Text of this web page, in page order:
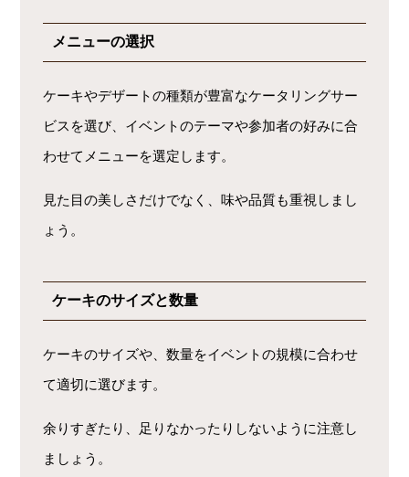
メニューの選択
ケーキやデザートの種類が豊富なケータリングサー
ビスを選び、イベントのテーマや参加者の好みに合
わせてメニューを選定します。
見た目の美しさだけでなく、味や品質も重視しまし
ょう。
ケーキのサイズと数量
ケーキのサイズや、数量をイベントの規模に合わせ
て適切に選びます。
余りすぎたり、足りなかったりしないように注意し
ましょう。